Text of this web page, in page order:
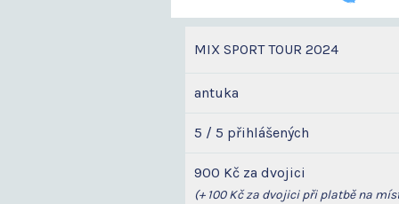
MIX SPORT TOUR 2024
antuka
5 / 5 přihlášených
900 Kč za dvojici
(+ 100 Kč za dvojici při platbě na